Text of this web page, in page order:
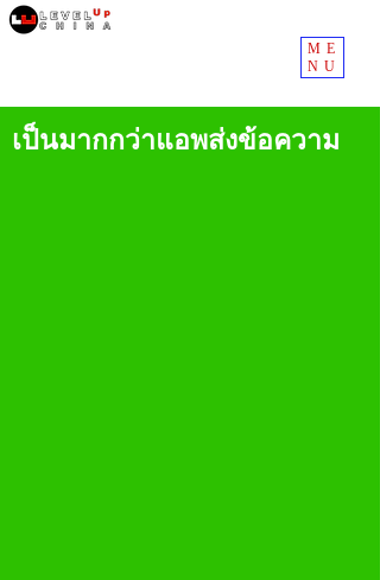
ME
NU
เป็นมากกว่าแอพส่งข้อความ